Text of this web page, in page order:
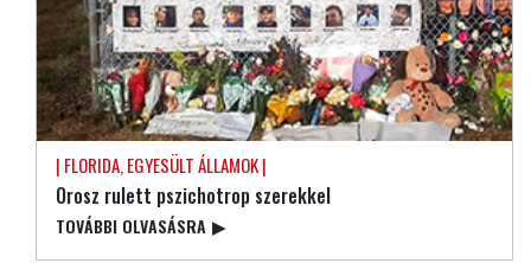
| FLORIDA, EGYESÜLT ÁLLAMOK |
Orosz rulett pszichotrop szerekkel
TOVÁBBI OLVASÁSRA ▶